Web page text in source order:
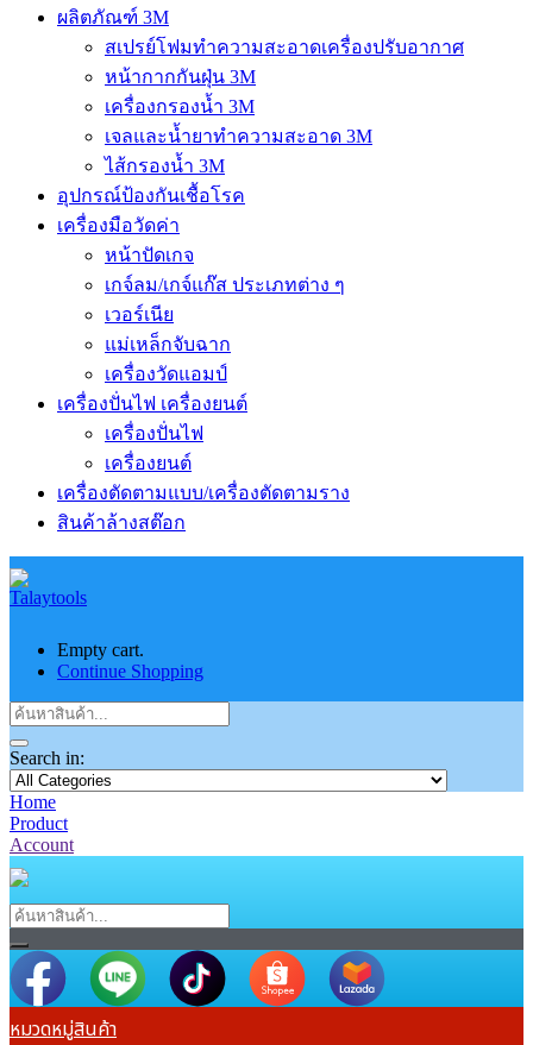
ผลิตภัณฑ์ 3M
สเปรย์โฟมทำความสะอาดเครื่องปรับอากาศ
หน้ากากกันฝุ่น 3M
เครื่องกรองน้ำ 3M
เจลและน้ำยาทำความสะอาด 3M
ไส้กรองน้ำ 3M
อุปกรณ์ป้องกันเชื้อโรค
เครื่องมือวัดค่า
หน้าปัดเกจ
เกจ์ลม/เกจ์แก๊ส ประเภทต่าง ๆ
เวอร์เนีย
แม่เหล็กจับฉาก
เครื่องวัดแอมป์
เครื่องปั่นไฟ เครื่องยนต์
เครื่องปั่นไฟ
เครื่องยนต์
เครื่องตัดตามแบบ/เครื่องตัดตามราง
สินค้าล้างสต๊อก
Empty cart.
Continue Shopping
Search in:
Home
Product
Account
หมวดหมู่สินค้า